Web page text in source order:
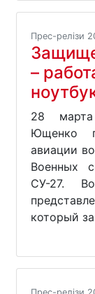
Прес-релізи
–
28
Ющенко
авиации
Военных
СУ-27.
который